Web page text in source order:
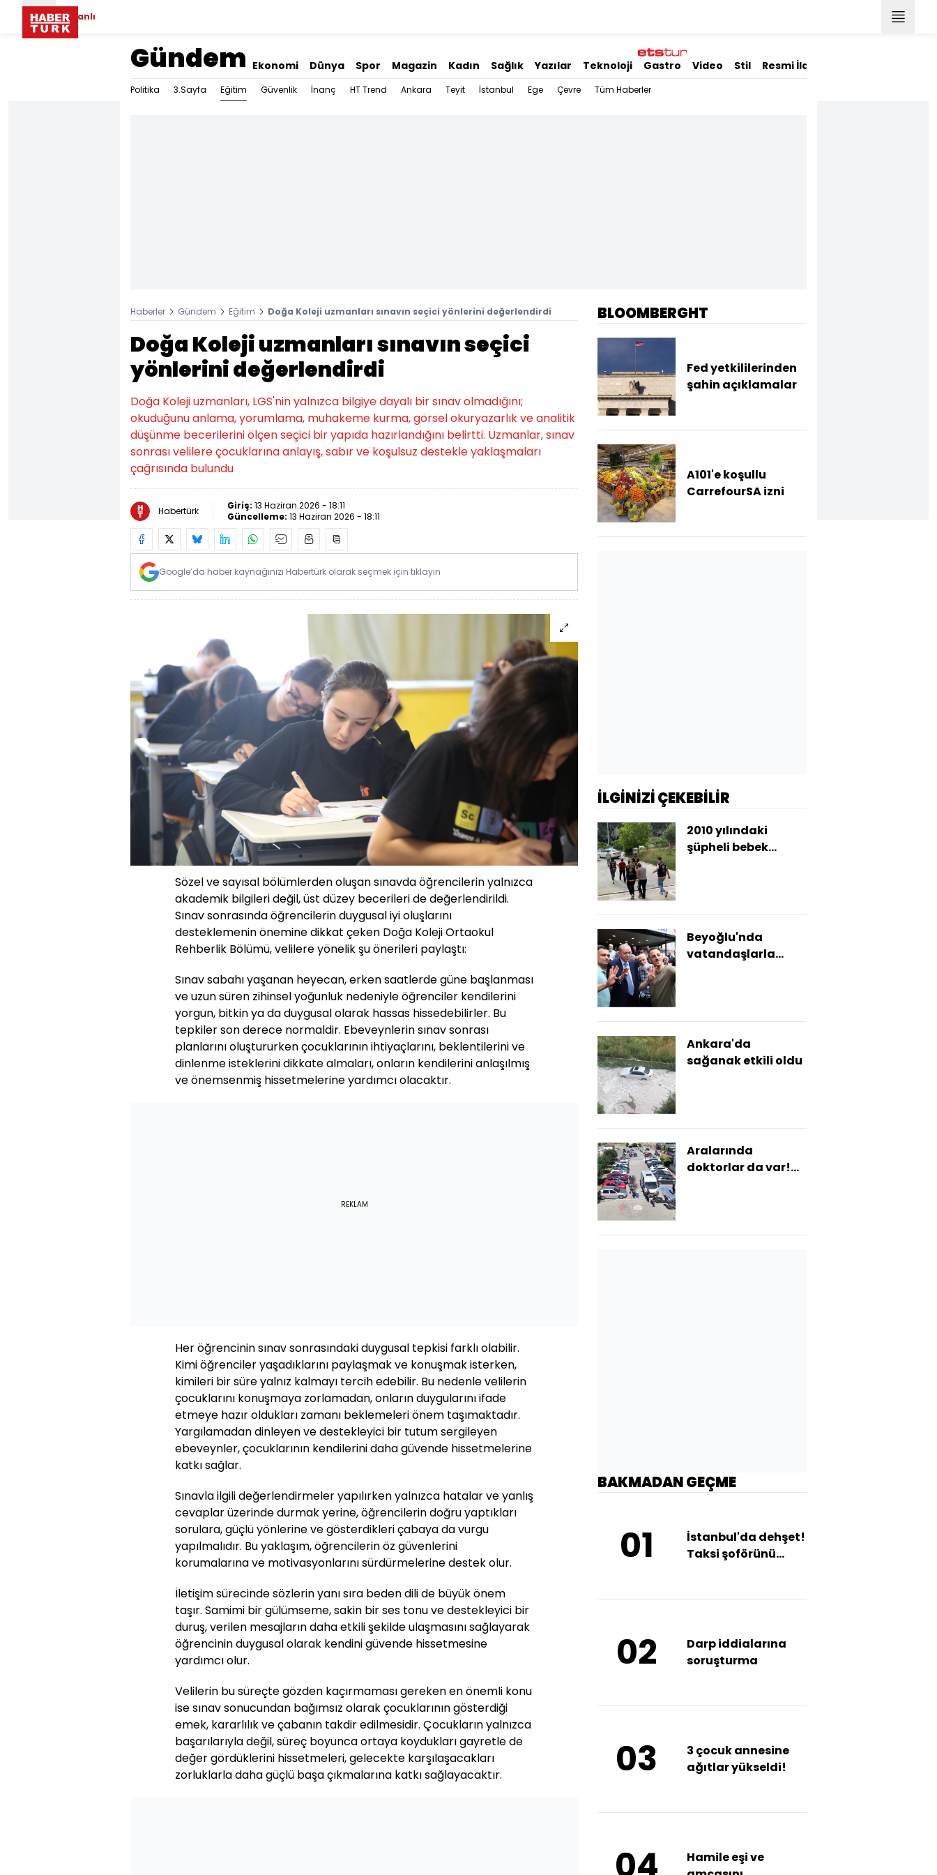
Canlı
Gündem Ekonomi Dünya Spor Magazin Kadın Sağlık Yazılar Teknoloji Gastro Video Stil Resmi İlanlar
Politika 3.Sayfa Eğitim Güvenlik İnanç HT Trend Ankara Teyit İstanbul Ege Çevre Tüm Haberler
Haberler Gündem Eğitim Doğa Koleji uzmanları sınavın seçici yönlerini değerlendirdi
Doğa Koleji uzmanları sınavın seçici
yönlerini değerlendirdi
Doğa Koleji uzmanları, LGS'nin yalnızca bilgiye dayalı bir sınav olmadığını;
okuduğunu anlama, yorumlama, muhakeme kurma, görsel okuryazarlık ve analitik
düşünme becerilerini ölçen seçici bir yapıda hazırlandığını belirtti. Uzmanlar, sınav
sonrası velilere çocuklarına anlayış, sabır ve koşulsuz destekle yaklaşmaları
çağrısında bulundu
Habertürk Giriş: 13 Haziran 2026 - 18:11
Güncelleme: 13 Haziran 2026 - 18:11
Google’da haber kaynağınızı Habertürk olarak seçmek için tıklayın
Sözel ve sayısal bölümlerden oluşan sınavda öğrencilerin yalnızca
akademik bilgileri değil, üst düzey becerileri de değerlendirildi.
Sınav sonrasında öğrencilerin duygusal iyi oluşlarını
desteklemenin önemine dikkat çeken Doğa Koleji Ortaokul
Rehberlik Bölümü, velilere yönelik şu önerileri paylaştı:
Sınav sabahı yaşanan heyecan, erken saatlerde güne başlanması
ve uzun süren zihinsel yoğunluk nedeniyle öğrenciler kendilerini
yorgun, bitkin ya da duygusal olarak hassas hissedebilirler. Bu
tepkiler son derece normaldir. Ebeveynlerin sınav sonrası
planlarını oluştururken çocuklarının ihtiyaçlarını, beklentilerini ve
dinlenme isteklerini dikkate almaları, onların kendilerini anlaşılmış
ve önemsenmiş hissetmelerine yardımcı olacaktır.
REKLAM
Her öğrencinin sınav sonrasındaki duygusal tepkisi farklı olabilir.
Kimi öğrenciler yaşadıklarını paylaşmak ve konuşmak isterken,
kimileri bir süre yalnız kalmayı tercih edebilir. Bu nedenle velilerin
çocuklarını konuşmaya zorlamadan, onların duygularını ifade
etmeye hazır oldukları zamanı beklemeleri önem taşımaktadır.
Yargılamadan dinleyen ve destekleyici bir tutum sergileyen
ebeveynler, çocuklarının kendilerini daha güvende hissetmelerine
katkı sağlar.
Sınavla ilgili değerlendirmeler yapılırken yalnızca hatalar ve yanlış
cevaplar üzerinde durmak yerine, öğrencilerin doğru yaptıkları
sorulara, güçlü yönlerine ve gösterdikleri çabaya da vurgu
yapılmalıdır. Bu yaklaşım, öğrencilerin öz güvenlerini
korumalarına ve motivasyonlarını sürdürmelerine destek olur.
İletişim sürecinde sözlerin yanı sıra beden dili de büyük önem
taşır. Samimi bir gülümseme, sakin bir ses tonu ve destekleyici bir
duruş, verilen mesajların daha etkili şekilde ulaşmasını sağlayarak
öğrencinin duygusal olarak kendini güvende hissetmesine
yardımcı olur.
Velilerin bu süreçte gözden kaçırmaması gereken en önemli konu
ise sınav sonucundan bağımsız olarak çocuklarının gösterdiği
emek, kararlılık ve çabanın takdir edilmesidir. Çocukların yalnızca
başarılarıyla değil, süreç boyunca ortaya koydukları gayretle de
değer gördüklerini hissetmeleri, gelecekte karşılaşacakları
zorluklarla daha güçlü başa çıkmalarına katkı sağlayacaktır.
BLOOMBERGHT
Fed yetkililerinden
şahin açıklamalar
A101'e koşullu
CarrefourSA izni
İLGİNİZİ ÇEKEBİLİR
2010 yılındaki
şüpheli bebek
Beyoğlu'nda
vatandaşlarla
Ankara'da
sağanak etkili oldu
Aralarında
doktorlar da var!
BAKMADAN GEÇME
01
İstanbul'da dehşet!
Taksi şoförünü
02
Darp iddialarına
soruşturma
03
3 çocuk annesine
ağıtlar yükseldi!
04
Hamile eşi ve